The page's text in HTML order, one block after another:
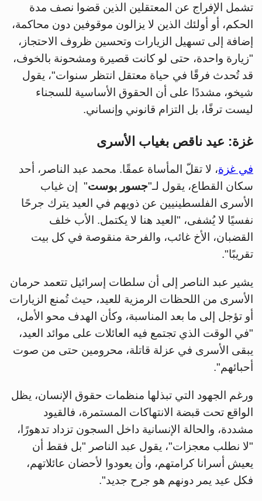
تشمل الإفراج عن المعتقلين الذين قضوا نصف مدة
الحكم، أو أولئك الذين لا يزالون موقوفين دون محاكمة،
إضافة إلى تسهيل الزيارات وتحسين ظروف الاحتجاز،
"زيارة واحدة، حتى لو كانت قصيرة ومشحونة بالخوف،
قد تُحدث فرقًا في حياة معتقل انتظر سنوات"، يقول
شيخو، مشددًا على أن الحقوق الأساسية للسجناء
ليست ترفًا، بل التزام قانوني وإنساني.
غزة: عيد ناقص بغياب الأسرى
في غزة، لا تقلّ المأساة عمقًا. محمد عبد الناصر، أحد
سكان القطاع، يقول لـ"جسور بوست" إن غياب
الأسرى الفلسطينيين عن ذويهم في العيد يترك جرحًا
نفسيًا لا يُشفى، "العيد هنا لا يكتمل. الأب خلف
القضبان، الأخ غائب، والفرحة منقوصة في كل بيت
تقريبًا".
يشير عبد الناصر إلى أن سلطات إسرائيل تتعمد حرمان
الأسرى من اللحظات الرمزية للعيد، حيث تُمنع الزيارات
أو تؤجل إلى ما بعد المناسبة، وكأن الهدف محو الأمل،
"في الوقت الذي تجتمع فيه العائلات على موائد العيد،
يبقى الأسرى في عزلة قاتلة، محرومين حتى من صوت
أحبائهم".
ورغم الجهود التي تبذلها منظمات حقوق الإنسان، يظل
الواقع تحت قبضة الانتهاكات المستمرة، فالقيود
مشددة، والحالة الإنسانية داخل السجون تزداد تدهورًا،
"لا نطلب معجزات"، يقول عبد الناصر "بل فقط أن
يعيش أسرانا كرامتهم، وأن يعودوا لأحضان عائلاتهم،
فكل عيد يمر دونهم هو جرح جديد".